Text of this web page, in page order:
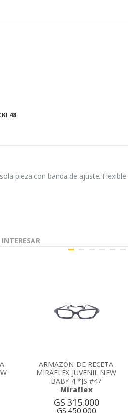
48
pieza con banda de ajuste. Flexible
ARMAZÓN DE RECETA
MIRAFLEX JUVENIL NEW
BABY 4 *JS #47
Miraflex
GS 315.000
GS 450.000